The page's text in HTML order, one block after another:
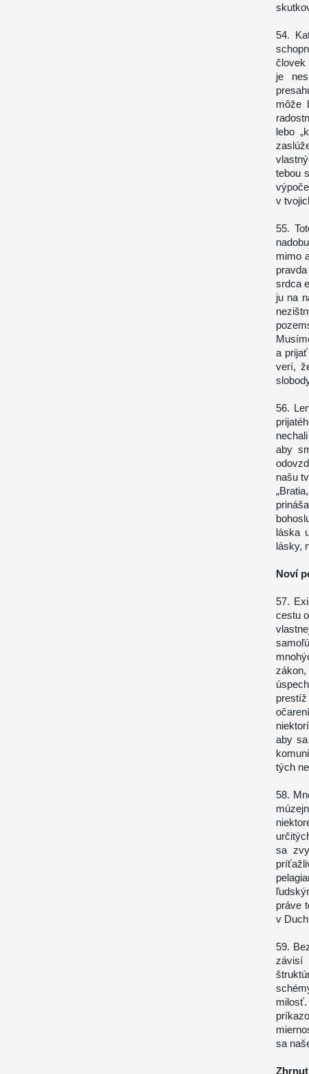
54.
človek
je
môže
lebo
tebou
v
55.
mimo
srdca
ju na
a
verí,
56.
aby
našu
láska
lásky,
Noví
57.
cestu
aby
tých
58.
sa
práve
v
59.
závisí
sa